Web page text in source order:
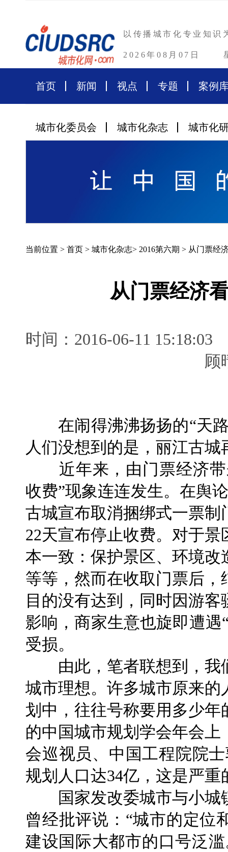
以传播城市化专业知识
2026年08月07日
首页 新闻 视点 专题 案例
城市化委员会 城市化杂志 城市化
当前位置 > 首页 > 城市化杂志> 2016第六期 > 从门票经
从门票经济
时间：2016-06-11
在闹得沸沸扬扬的“天路
人们没想到的是，丽江古城
近年来，由门票经济带
收费”现象连连发生。在舆
古城宣布取消捆绑式一票
22天宣布停止收费。对于
本一致：保护景区、环境
等等，然而在收取门票后
目的没有达到，同时因游
影响，商家生意也旋即遭
受损。
由此，笔者联想到，我
城市理想。许多城市原来
划中，往往号称要用多少
的中国城市规划学会年会
会巡视员、中国工程院院
规划人口达34亿，这是严重
国家发改委城市与小城
曾经批评说：“城市的定位
建设国际大都市的口号泛